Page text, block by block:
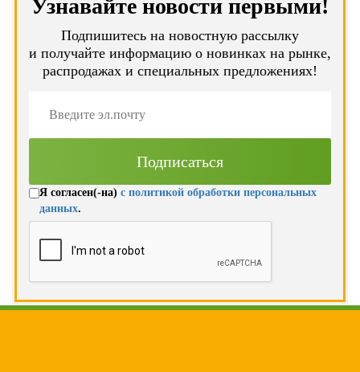
Узнавайте новости первыми!
Подпишитесь на новостную рассылку
и получайте информацию о новинках на рынке,
распродажах и специальных предложениях!
Я согласен(-на) с политикой обработки персональных
данных.